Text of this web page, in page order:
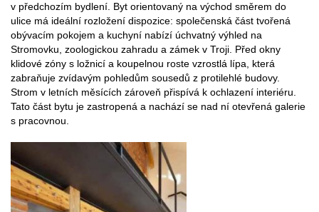
v předchozím bydlení. Byt orientovaný na východ směrem do
ulice má ideální rozložení dispozice: společenská část tvořená
obývacím pokojem a kuchyní nabízí úchvatný výhled na
Stromovku, zoologickou zahradu a zámek v Troji. Před okny
klidové zóny s ložnicí a koupelnou roste vzrostlá lípa, která
zabraňuje zvídavým pohledům sousedů z protilehlé budovy.
Strom v letních měsících zároveň přispívá k ochlazení interiéru.
Tato část bytu je zastropená a nachází se nad ní otevřená galerie
s pracovnou.